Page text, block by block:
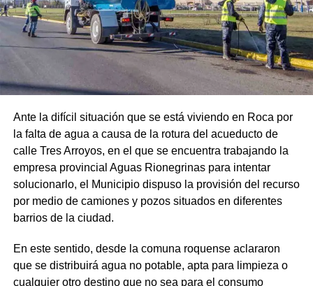
Ante la difícil situación que se está viviendo en Roca por
la falta de agua a causa de la rotura del acueducto de
calle Tres Arroyos, en el que se encuentra trabajando la
empresa provincial Aguas Rionegrinas para intentar
solucionarlo, el Municipio dispuso la provisión del recurso
por medio de camiones y pozos situados en diferentes
barrios de la ciudad.
En este sentido, desde la comuna roquense aclararon
que se distribuirá agua no potable, apta para limpieza o
cualquier otro destino que no sea para el consumo